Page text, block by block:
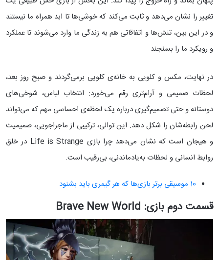
تغییر را نشان می‌دهد و ثابت می‌کند که خوشی‌ها تا ابد همراه ما نیستند
و در این بین، تنش‌ها و اتفاقاتی هم به زندگی ما وارد می‌شوند تا عملکرد
و رویکرد ما را بسنجند
در نهایت، مکس و کلویی به خانه‌ی کلویی برمی‌گردند و صبح روز بعد،
لحظات صمیمی و آرام‌تری رقم می‌خورد: انتخاب لباس، شوخی‌های
دوستانه و حتی تصمیم‌گیری درباره یک لحظه‌ی احساسی مهم که می‌تواند
لحن رابطه‌شان را شکل دهد. این توالی، ترکیبی از ماجراجویی، صمیمیت
و هیجان است که نشان می‌دهد چرا بازی Life is Strange در خلق
روابط انسانی و لحظات به‌یادماندنی، بی‌رقیب است.
10 موسیقی برتر بازی‌ها که هر گیمری باید بشنود
قسمت دوم بازی: Brave New World